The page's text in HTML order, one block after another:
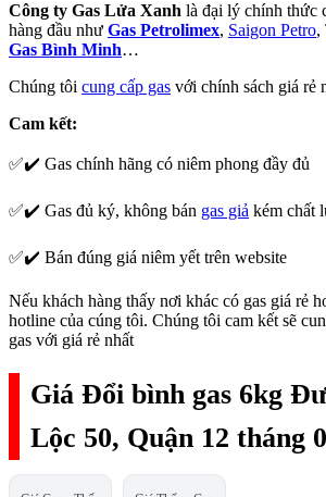
Công ty Gas Lửa Xanh là đại lý chính thức
hàng đầu như Gas Petrolimex, Saigon Petro,
Gas Bình Minh…
Chúng tôi cung cấp gas với chính sách giá rẻ
Cam kết:
✅✔️ Gas chính hãng có niêm phong đầy đủ
✅✔️ Gas đủ ký, không bán gas giả kém chất
✅✔️ Bán đúng giá niêm yết trên website
Nếu khách hàng thấy nơi khác có gas giá rẻ
hotline của cúng tôi. Chúng tôi cam kết sẽ
gas với giá rẻ nhất
Giá Đổi bình gas 6kg
Lộc 50, Quận 12 tháng